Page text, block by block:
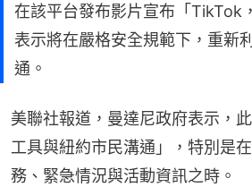
在該平台發布影片宣布「TikTok
表示將在嚴格安全規範下，重新
通。
美聯社報道，曼達尼政府表示，
工具與紐約市民溝通」，特別是
務、緊急情況與活動資訊之時。